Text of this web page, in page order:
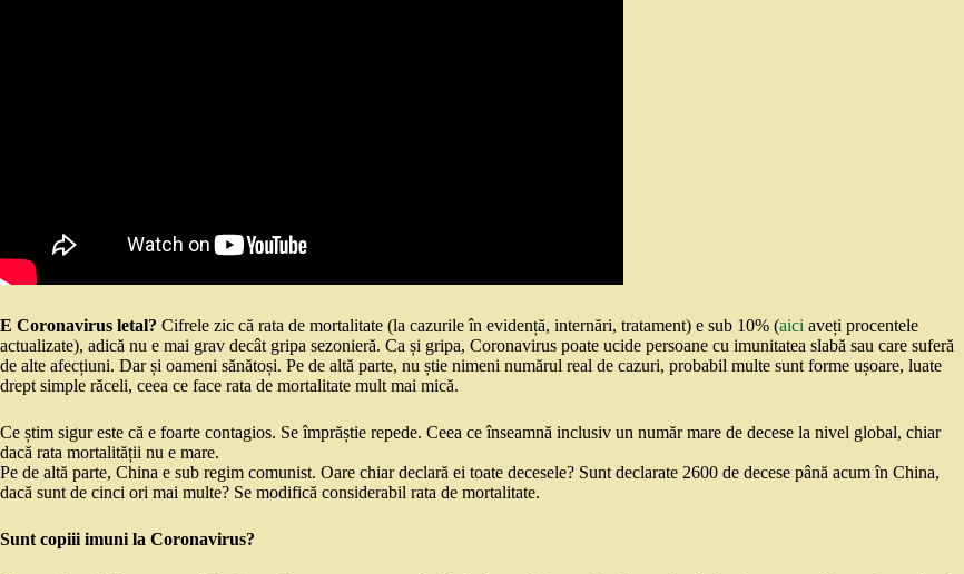
E Coronavirus letal? Cifrele zic că rata de mortalitate (la cazurile în evidență, internări, tratament) e sub 10% (aici aveți procentele
actualizate), adică nu e mai grav decât gripa sezonieră. Ca și gripa, Coronavirus poate ucide persoane cu imunitatea slabă sau care suferă
de alte afecțiuni. Dar și oameni sănătoși. Pe de altă parte, nu știe nimeni numărul real de cazuri, probabil multe sunt forme ușoare, luate
drept simple răceli, ceea ce face rata de mortalitate mult mai mică.
Ce știm sigur este că e foarte contagios. Se împrăștie repede. Ceea ce înseamnă inclusiv un număr mare de decese la nivel global, chiar
dacă rata mortalității nu e mare.
Pe de altă parte, China e sub regim comunist. Oare chiar declară ei toate decesele? Sunt declarate 2600 de decese până acum în China,
dacă sunt de cinci ori mai multe? Se modifică considerabil rata de mortalitate.
Sunt copiii imuni la Coronavirus?